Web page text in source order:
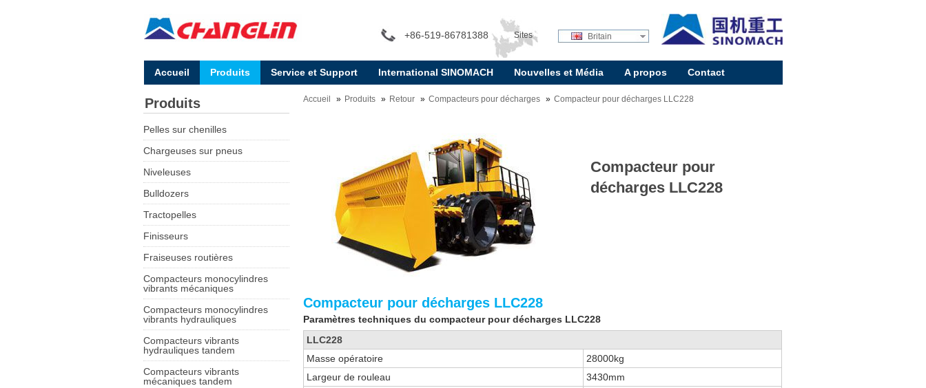
+86-519-86781388 Sites
internationaux:
Britain
Accueil Produits Service et Support International SINOMACH Nouvelles et Média A propos Contact
Accueil Produits Retour Compacteurs pour décharges Compacteur pour décharges LLC228
Compacteur pour
décharges LLC228
Compacteur pour décharges LLC228
Paramètres techniques du compacteur pour décharges LLC228
LLC228
Masse opératoire
28000kg
Largeur de rouleau
3430mm
Produits
Pelles sur chenilles
Chargeuses sur pneus
Niveleuses
Bulldozers
Tractopelles
Finisseurs
Fraiseuses routières
Compacteurs monocylindres
vibrants mécaniques
Compacteurs monocylindres
vibrants hydrauliques
Compacteurs vibrants
hydrauliques tandem
Compacteurs vibrants
mécaniques tandem